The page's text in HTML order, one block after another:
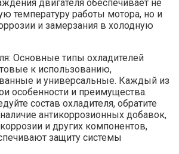
двигателя обеспечивает не
температуру работы мотора, но и
и замерзания в холодную
Основные типы охладителей
к использованию,
и универсальные. Каждый из
особенности и преимущества.
состав охладителя, обратите
антикоррозионных добавок,
и других компонентов,
защиту системы